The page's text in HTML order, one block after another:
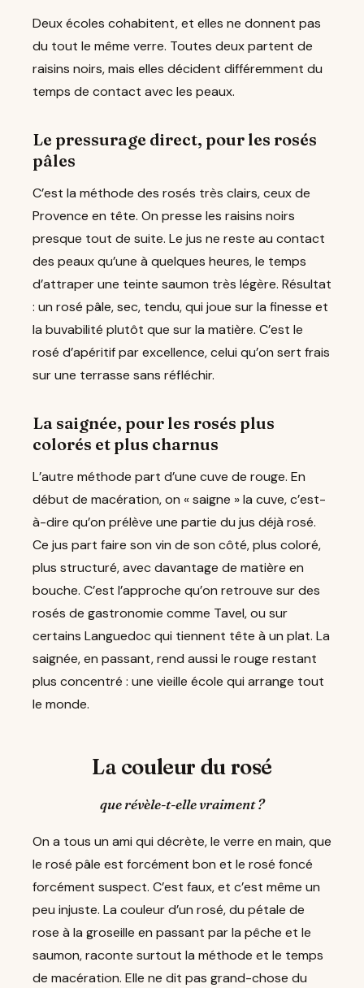
Deux écoles cohabitent, et elles ne donnent pas
du tout le même verre. Toutes deux partent de
raisins noirs, mais elles décident différemment du
temps de contact avec les peaux.
Le pressurage direct, pour les rosés
pâles
C’est la méthode des rosés très clairs, ceux de
Provence en tête. On presse les raisins noirs
presque tout de suite. Le jus ne reste au contact
des peaux qu’une à quelques heures, le temps
d’attraper une teinte saumon très légère. Résultat
: un rosé pâle, sec, tendu, qui joue sur la finesse et
la buvabilité plutôt que sur la matière. C’est le
rosé d’apéritif par excellence, celui qu’on sert frais
sur une terrasse sans réfléchir.
La saignée, pour les rosés plus
colorés et plus charnus
L’autre méthode part d’une cuve de rouge. En
début de macération, on « saigne » la cuve, c’est-
à-dire qu’on prélève une partie du jus déjà rosé.
Ce jus part faire son vin de son côté, plus coloré,
plus structuré, avec davantage de matière en
bouche. C’est l’approche qu’on retrouve sur des
rosés de gastronomie comme Tavel, ou sur
certains Languedoc qui tiennent tête à un plat. La
saignée, en passant, rend aussi le rouge restant
plus concentré : une vieille école qui arrange tout
le monde.
La couleur du rosé
que révèle-t-elle vraiment ?
On a tous un ami qui décrète, le verre en main, que
le rosé pâle est forcément bon et le rosé foncé
forcément suspect. C’est faux, et c’est même un
peu injuste. La couleur d’un rosé, du pétale de
rose à la groseille en passant par la pêche et le
saumon, raconte surtout la méthode et le temps
de macération. Elle ne dit pas grand-chose du